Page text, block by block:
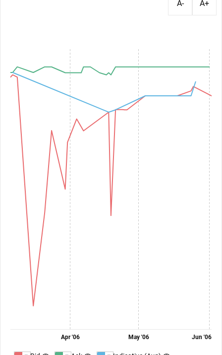
A- A+
Apr '06 May '06 Jun '06